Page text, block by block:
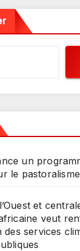
un
le pastoralisme
et
veut
des services